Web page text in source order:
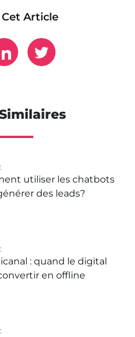
Article
utiliser les chatbots
des leads?
: quand le digital
en offline